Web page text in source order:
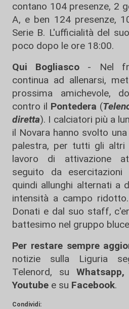
contano 104 presenze, 2
A, e ben 124 presenze,
Serie B. L'ufficialità del
poco dopo le ore 18:00.
Qui Bogliasco - Nel
continua ad allenarsi,
prossima amichevole,
contro il Pontedera (
diretta). I calciatori più a
il Novara hanno svolto
palestra, per tutti gli altri
lavoro di attivazione
seguito da esercitazioni
quindi allunghi alternati a
intensità a campo
Donati e dal suo staff,
battesimo nel gruppo
Per restare sempre
notizie sulla Liguria
Telenord, su
Whatsapp,
Youtube e su Facebook.
Condividi: